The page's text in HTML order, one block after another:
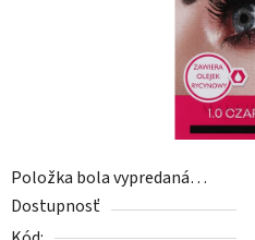
Položka bola vypredaná…
Dostupnosť